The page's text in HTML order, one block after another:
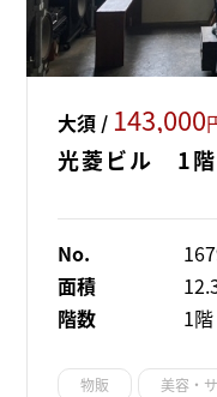
大須 / 143,000
光菱ビル 1階
No.
面積
階数
1階
物販 美容・